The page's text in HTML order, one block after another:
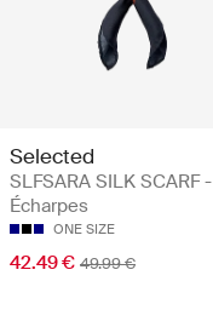
Selected
SLFSARA SILK SCARF -
Écharpes
ONE SIZE
42.49 € 49.99 €